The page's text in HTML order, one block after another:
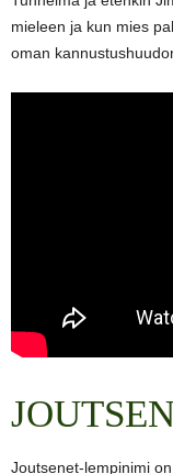
mieleen ja kun mies
oman
Joutsenet-lempinimi